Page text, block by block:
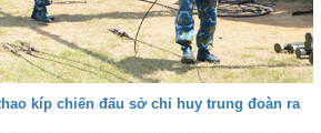
kíp chiến đấu sở chỉ huy trung đoàn ra